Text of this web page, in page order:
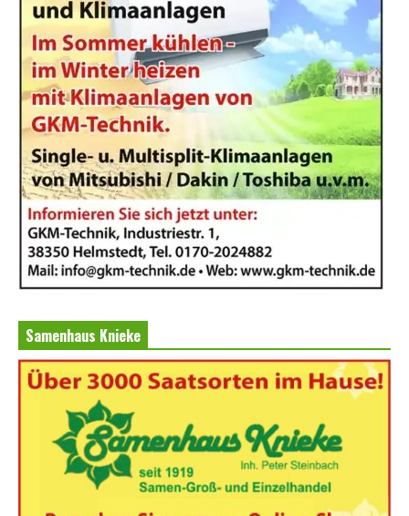
Samenhaus Knieke